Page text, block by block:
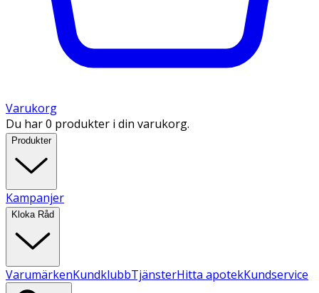
Varukorg
Du har 0 produkter i din varukorg.
Produkter
Kampanjer
Kloka Råd
VarumärkenKundklubbTjänsterHitta apotekKundservice